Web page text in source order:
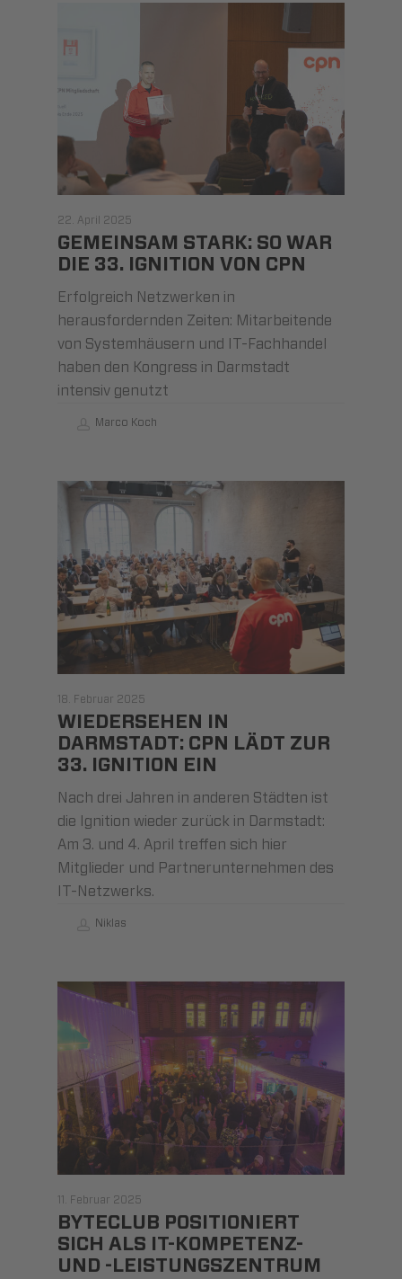
22. April 2025
GEMEINSAM STARK: SO WAR
DIE 33. IGNITION VON CPN
Erfolgreich Netzwerken in
herausfordernden Zeiten: Mitarbeitende
von Systemhäusern und IT-Fachhandel
haben den Kongress in Darmstadt
intensiv genutzt
Marco Koch
18. Februar 2025
WIEDERSEHEN IN
DARMSTADT: CPN LÄDT ZUR
33. IGNITION EIN
Nach drei Jahren in anderen Städten ist
die Ignition wieder zurück in Darmstadt:
Am 3. und 4. April treffen sich hier
Mitglieder und Partnerunternehmen des
IT-Netzwerks.
Niklas
11. Februar 2025
BYTECLUB POSITIONIERT
SICH ALS IT-KOMPETENZ-
UND -LEISTUNGSZENTRUM